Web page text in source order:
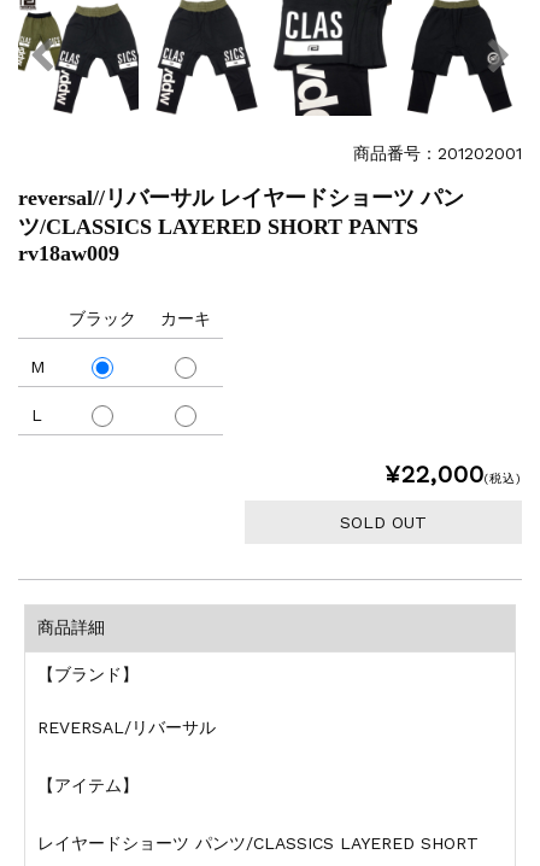
商品番号：201202001
reversal//リバーサル レイヤードショーツ パン
ツ/CLASSICS LAYERED SHORT PANTS
rv18aw009
M
L
ブラック カーキ
¥22,000(税込)
SOLD OUT
商品詳細
【ブランド】
REVERSAL/リバーサル
【アイテム】
レイヤードショーツ パンツ/CLASSICS LAYERED SHORT